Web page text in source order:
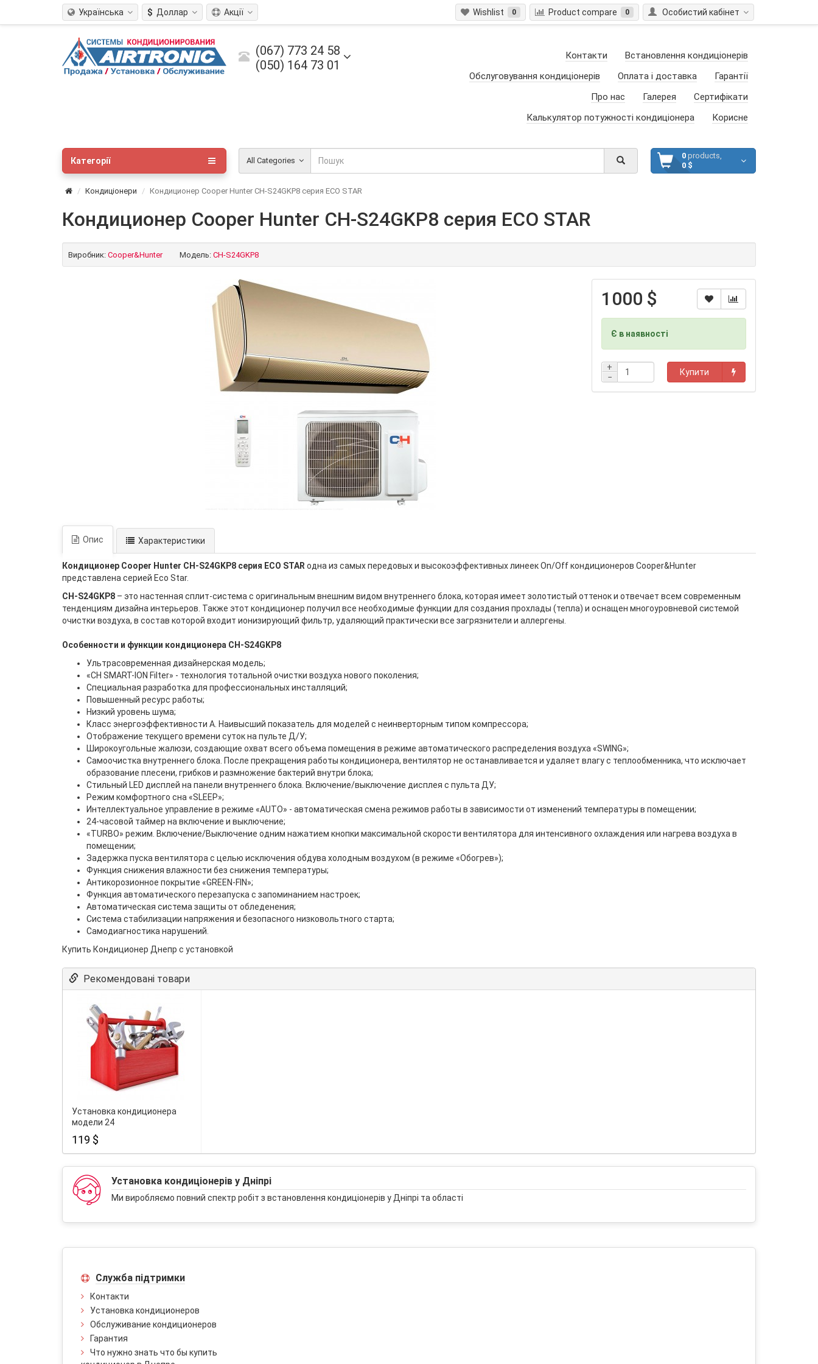
Українська $ Доллар Особистий кабінет
Акції Wishlist 0 Product compare 0
(067) 773 24 58
(050) 164 73 01
Контакти
Встановлення кондиціонерів
Обслуговування кондиціонерів
Оплата і доставка
Гарантії
Про нас
Галерея
Сертифікати
Калькулятор потужності кондиціонера
Корисне
All Categories
0products,
0 $
Категорії
Кондиціонери Кондиционер Cooper Hunter CH-S24GKP8 серия ECO STAR
Кондиционер Cooper Hunter CH-S24GKP8 серия ECO STAR
Виробник: Cooper&Hunter Модель: CH-S24GKP8
1000 $
Є в наявності
+
−
Купити
Опис Характеристики
Кондиционер Cooper Hunter CH-S24GKP8 серия ECO STAR одна из самых передовых и высокоэффективных линеек On/Off кондиционеров Cooper&Hunter
представлена серией Eco Star.
CH-S24GKP8 – это настенная сплит-система с оригинальным внешним видом внутреннего блока, которая имеет золотистый оттенок и отвечает всем современным
тенденциям дизайна интерьеров. Также этот кондиционер получил все необходимые функции для создания прохлады (тепла) и оснащен многоуровневой системой
очистки воздуха, в состав которой входит ионизирующий фильтр, удаляющий практически все загрязнители и аллергены.
Особенности и функции кондиционера CH-S24GKP8
Ультрасовременная дизайнерская модель;
«CH SMART-ION Filter» - технология тотальной очистки воздуха нового поколения;
Специальная разработка для профессиональных инсталляций;
Повышенный ресурс работы;
Низкий уровень шума;
Класс энергоэффективности А. Наивысший показатель для моделей с неинверторным типом компрессора;
Отображение текущего времени суток на пульте Д/У;
Широкоугольные жалюзи, создающие охват всего объема помещения в режиме автоматического распределения воздуха «SWING»;
Самоочистка внутреннего блока. После прекращения работы кондиционера, вентилятор не останавливается и удаляет влагу с теплообменника, что исключает
образование плесени, грибков и размножение бактерий внутри блока;
Стильный LED дисплей на панели внутреннего блока. Включение/выключение дисплея с пульта ДУ;
Режим комфортного сна «SLЕЕР»;
Интеллектуальное управление в режиме «AUTO» - автоматическая смена режимов работы в зависимости от изменений температуры в помещении;
24-часовой таймер на включение и выключение;
«TURBO» режим. Включение/Выключение одним нажатием кнопки максимальной скорости вентилятора для интенсивного охлаждения или нагрева воздуха в
помещении;
Задержка пуска вентилятора с целью исключения обдува холодным воздухом (в режиме «Обогрев»);
Функция снижения влажности без снижения температуры;
Антикорозионное покрытие «GREEN-FIN»;
Функция автоматического перезапуска с запоминанием настроек;
Автоматическая система защиты от обледенения;
Система стабилизации напряжения и безопасного низковольтного старта;
Самодиагностика нарушений.
Купить Кондиционер Днепр с установкой
Рекомендовані товари
Установка кондиционера
модели 24
119 $
Установка кондиціонерів у Дніпрі
Ми виробляємо повний спектр робіт з встановлення кондиціонерів у Дніпрі та області
Служба підтримки
Контакти
Установка кондиционеров
Обслуживание кондиционеров
Гарантия
Что нужно знать что бы купить